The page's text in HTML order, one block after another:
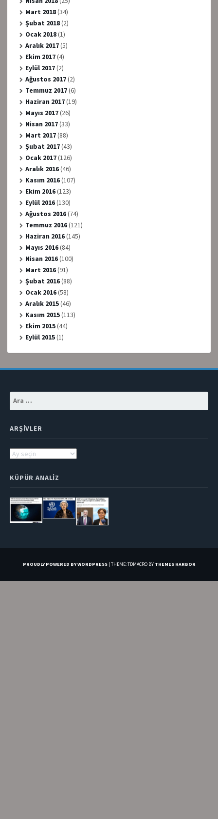
Mart 2018(34)
Şubat 2018(2)
Ocak 2018(1)
Aralık 2017(5)
Ekim 2017(4)
Eylül 2017(2)
Ağustos 2017(2)
Temmuz 2017(6)
Haziran 2017(19)
Mayıs 2017(26)
Nisan 2017(33)
Mart 2017(88)
Şubat 2017(43)
Ocak 2017(126)
Aralık 2016(46)
Kasım 2016(107)
Ekim 2016(123)
Eylül 2016(130)
Ağustos 2016(74)
Temmuz 2016(121)
Haziran 2016(145)
Mayıs 2016(84)
Nisan 2016(100)
Mart 2016(91)
Şubat 2016(88)
Ocak 2016(58)
Aralık 2015(46)
Kasım 2015(113)
Ekim 2015(44)
Eylül 2015(1)
Arama:
ARŞIVLER
Arşivler
KÜPÜR ANALIZ
PROUDLY POWERED BY WORDPRESS | THEME: TDMACRO BY THEMES HARBOR